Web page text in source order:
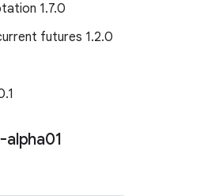
1.7.0
futures 1.2.0
alpha01